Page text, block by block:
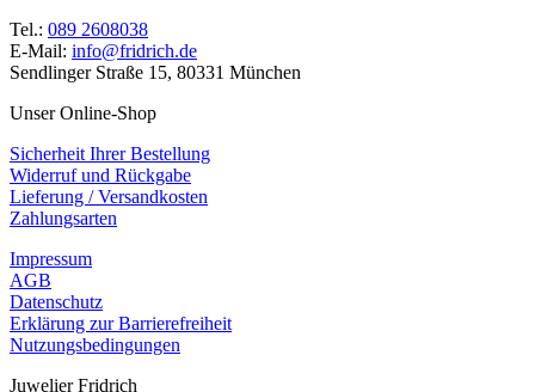
Tel.: 089 2608038
E-Mail: info@fridrich.de
Sendlinger Straße 15, 80331 München
Unser Online-Shop
Sicherheit Ihrer Bestellung
Widerruf und Rückgabe
Lieferung / Versandkosten
Zahlungsarten
Impressum
AGB
Datenschutz
Erklärung zur Barrierefreiheit
Nutzungsbedingungen
Juwelier Fridrich